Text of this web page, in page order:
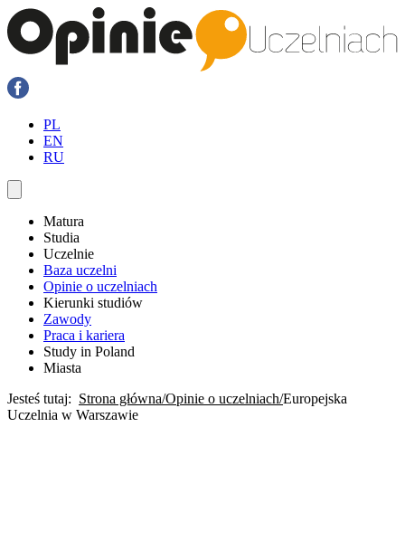
PL
EN
RU
Matura
Studia
Uczelnie
Baza uczelni
Opinie o uczelniach
Kierunki studiów
Zawody
Praca i kariera
Study in Poland
Miasta
Jesteś tutaj: Strona główna Opinie o uczelniach Europejska
Uczelnia w Warszawie